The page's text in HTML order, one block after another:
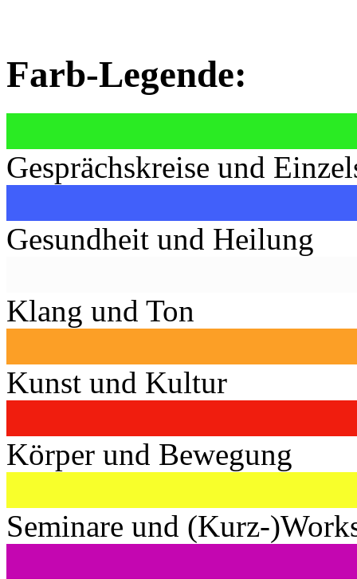
Farb-Legende:
Gesprächskreise und
Gesundheit und Heilung
Klang und Ton
Kunst und Kultur
Körper und Bewegung
Seminare und (Kurz-